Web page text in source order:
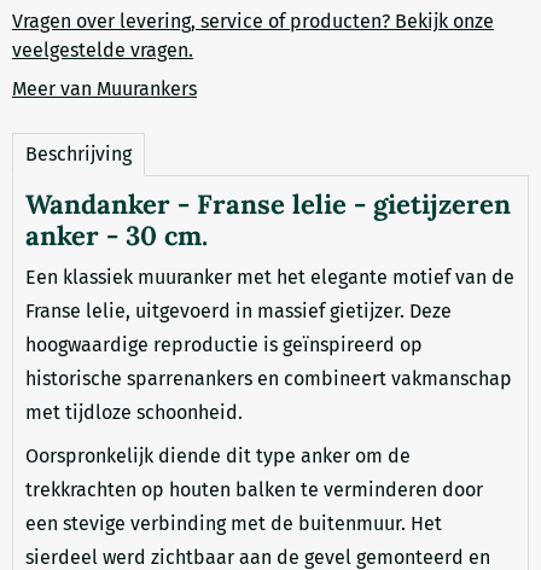
Vragen over levering, service of producten? Bekijk onze
veelgestelde vragen.
Meer van Muurankers
Beschrijving
Wandanker - Franse lelie - gietijzeren
anker - 30 cm.
Een klassiek muuranker met het elegante motief van de
Franse lelie, uitgevoerd in massief gietijzer. Deze
hoogwaardige reproductie is geïnspireerd op
historische sparrenankers en combineert vakmanschap
met tijdloze schoonheid.
Oorspronkelijk diende dit type anker om de
trekkrachten op houten balken te verminderen door
een stevige verbinding met de buitenmuur. Het
sierdeel werd zichtbaar aan de gevel gemonteerd en